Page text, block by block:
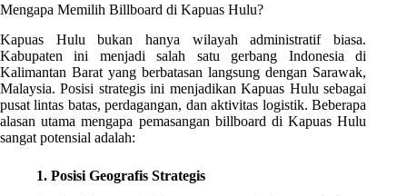
Mengapa Memilih Billboard di Kapuas Hulu?
Kapuas Hulu bukan hanya wilayah administratif biasa.
Kabupaten ini menjadi salah satu gerbang Indonesia di
Kalimantan Barat yang berbatasan langsung dengan Sarawak,
Malaysia. Posisi strategis ini menjadikan Kapuas Hulu sebagai
pusat lintas batas, perdagangan, dan aktivitas logistik. Beberapa
alasan utama mengapa pemasangan billboard di Kapuas Hulu
sangat potensial adalah:
1. Posisi Geografis Strategis